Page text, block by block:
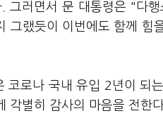
그러면서 문 대통령은 "다
그랬듯이 이번에도 함께 힘
코로나 국내 유입 2년이 되
각별히 감사의 마음을 전한